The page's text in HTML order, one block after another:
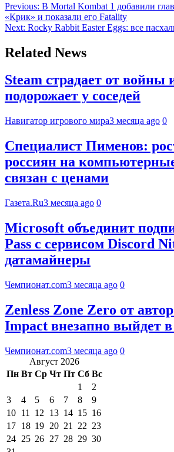
Previous: В Mortal Kombat 1 добавили
«Крик» и показали его Fatality
Next: Rocky Rabbit Easter Eggs: все
Related News
Steam страдает от войны
подорожает у соседей
Навигатор игрового мира3 месяца ago 0
Специалист Пименов:
россиян на
связан с ценами
Газета.Ru3 месяца ago 0
Microsoft объединит
Pass с сервисом Discord
датамайнеры
Чемпионат.com3 месяца ago 0
Zenless Zone Zero от
Impact внезапно выйдет в
Чемпионат.com3 месяца ago 0
Август 2026
Пн Вт Ср Чт Пт Сб Вс
1
2
3
4 5 6 7 8
9
10 11 12 13 14 15 16
17 18 19 20 21 22 23
24 25 26 27 28 29 30